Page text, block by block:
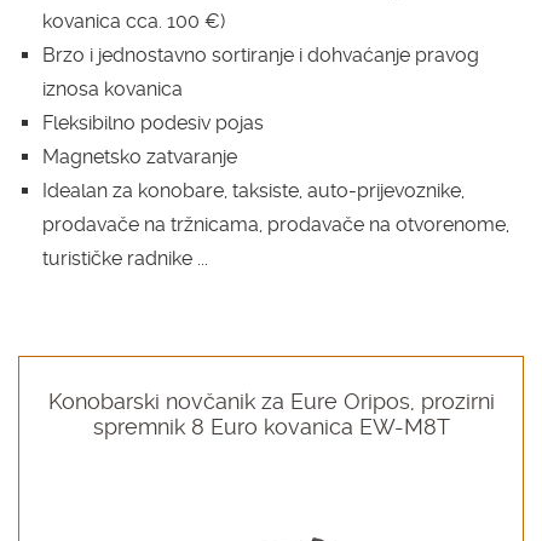
kovanica cca. 100 €)
Brzo i jednostavno sortiranje i dohvaćanje pravog
iznosa kovanica
Fleksibilno podesiv pojas
Magnetsko zatvaranje
Idealan za konobare, taksiste, auto-prijevoznike,
prodavače na tržnicama, prodavače na otvorenome,
turističke radnike ...
Konobarski novčanik za Eure Oripos, prozirni
spremnik 8 Euro kovanica EW-M8T